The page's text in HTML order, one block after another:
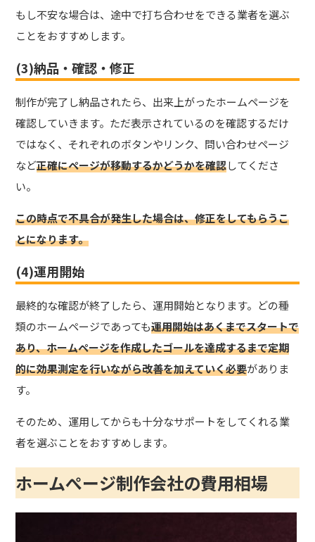
もし不安な場合は、途中で打ち合わせをできる業者を選ぶ
ことをおすすめします。
(3)納品・確認・修正
制作が完了し納品されたら、出来上がったホームページを
確認していきます。ただ表示されているのを確認するだけ
ではなく、それぞれのボタンやリンク、問い合わせページ
など正確にページが移動するかどうかを確認してくださ
い。
この時点で不具合が発生した場合は、修正をしてもらうこ
とになります。
(4)運用開始
最終的な確認が終了したら、運用開始となります。どの種
類のホームページであっても運用開始はあくまでスタートで
あり、ホームページを作成したゴールを達成するまで定期
的に効果測定を行いながら改善を加えていく必要がありま
す。
そのため、運用してからも十分なサポートをしてくれる業
者を選ぶことをおすすめします。
ホームぺージ制作会社の費用相場